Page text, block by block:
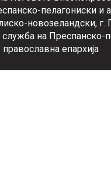
пелагониски и
новозеландски, г.
на Преспанско-
православна епархија